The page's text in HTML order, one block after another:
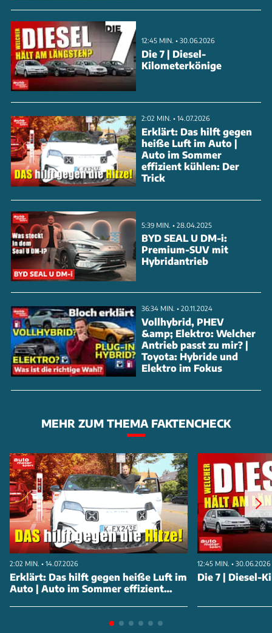
Langlebigkeit nicht nur von der Marke, sondern auch
von der Pflege und Wartung abhängt. Erfahren Sie
mehr über die robustesten Modelle und was sie so
besonders macht. Schauen Sie sich das Video an, um
alle Details zu erfahren.
12:45 MIN. • 30.06.2026
Die 7 | Diesel-
Kilometerkönige
2:02 MIN. • 14.07.2026
Erklärt: Das hilft gegen
heiße Luft im Auto |
Auto im Sommer
effizient kühlen: Der
Trick
5:39 MIN. • 28.04.2025
BYD SEAL U DM-i:
Premium-SUV mit
Hybridantrieb
36:34 MIN. • 20.11.2024
Vollhybrid, PHEV
&amp; Elektro: Welcher
Antrieb passt zu mir? |
Toyota: Hybride und
Elektro im Fokus
MEHR ZUM THEMA FAKTENCHECK
2:02 MIN. • 14.07.2026
Erklärt: Das hilft gegen heiße Luft im
Auto | Auto im Sommer effizient
12:45 MIN. • 30.06.2026
Die 7 | Diesel-